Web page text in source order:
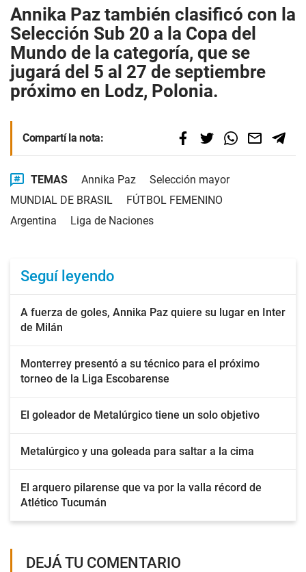
Annika Paz también clasificó con la
Selección Sub 20 a la Copa del
Mundo de la categoría, que se
jugará del 5 al 27 de septiembre
próximo en Lodz, Polonia.
Compartí la nota:
TEMAS Annika Paz
Selección mayor
MUNDIAL DE BRASIL
FÚTBOL FEMENINO
Argentina
Liga de Naciones
Seguí leyendo
A fuerza de goles, Annika Paz quiere su lugar en Inter
de Milán
Monterrey presentó a su técnico para el próximo
torneo de la Liga Escobarense
El goleador de Metalúrgico tiene un solo objetivo
Metalúrgico y una goleada para saltar a la cima
El arquero pilarense que va por la valla récord de
Atlético Tucumán
DEJÁ TU COMENTARIO